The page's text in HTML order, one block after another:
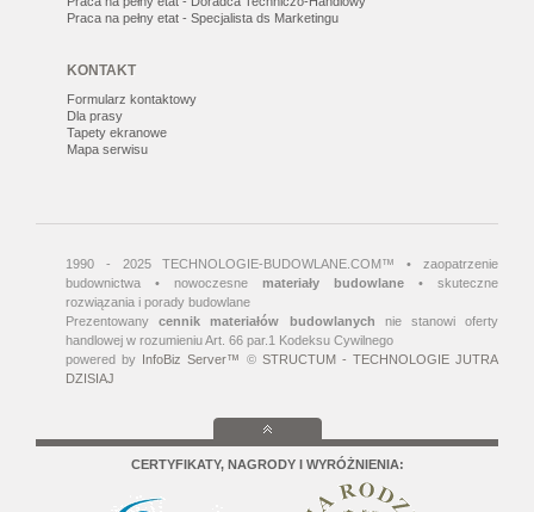
Praca na pełny etat - Specjalista ds Marketingu
KONTAKT
Formularz kontaktowy
Dla prasy
Tapety ekranowe
Mapa serwisu
1990 - 2025 TECHNOLOGIE-BUDOWLANE.COM™ • zaopatrzenie
budownictwa • nowoczesne materiały budowlane • skuteczne
rozwiązania i porady budowlane
Prezentowanycennik materiałów budowlanych nie stanowi oferty
handlowej w rozumieniu Art. 66 par.1 Kodeksu Cywilnego
powered by InfoBiz Server™ © STRUCTUM - TECHNOLOGIE JUTRA
DZISIAJ
CERTYFIKATY, NAGRODY I WYRÓŻNIENIA: